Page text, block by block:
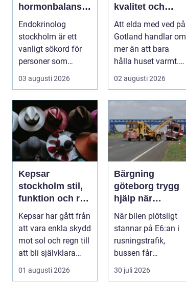
hormonbalanse
n behöver
specialistvård
Endokrinolog
stockholm är ett
vanligt sökord för
personer som
upplever trötthet,
viktförändringar, h...
03 augusti 2026
kvalitet och
hållbar värme på
gotland
Att elda med ved på
Gotland handlar om
mer än att bara
hålla huset varmt.
För många är
brasan i kami...
02 augusti 2026
Kepsar
stockholm stil,
funktion och rätt
val för varje
huvud
Kepsar har gått från
att vara enkla skydd
mot sol och regn till
att bli självklara
modeplagg i stors...
01 augusti 2026
Bärgning
göteborg trygg
hjälp när
fordonet stannar
När bilen plötsligt
stannar på E6:an i
rusningstrafik,
bussen får
motorhaveri vid
hållplatsen eller ...
30 juli 2026